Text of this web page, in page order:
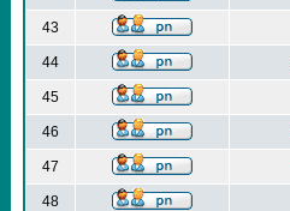
43
44
45
46
47
48